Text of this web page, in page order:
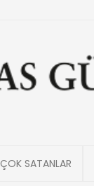
ÇOK SATANLAR